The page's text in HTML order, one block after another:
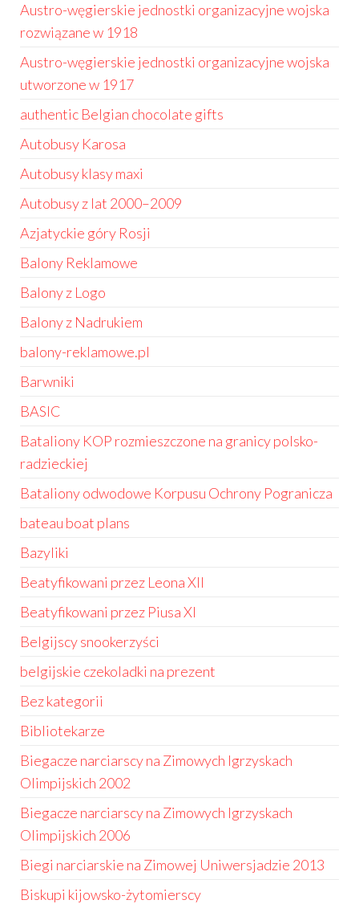
Austro-węgierskie jednostki organizacyjne wojska
rozwiązane w 1918
Austro-węgierskie jednostki organizacyjne wojska
utworzone w 1917
authentic Belgian chocolate gifts
Autobusy Karosa
Autobusy klasy maxi
Autobusy z lat 2000–2009
Azjatyckie góry Rosji
Balony Reklamowe
Balony z Logo
Balony z Nadrukiem
balony-reklamowe.pl
Barwniki
BASIC
Bataliony KOP rozmieszczone na granicy polsko-
radzieckiej
Bataliony odwodowe Korpusu Ochrony Pogranicza
bateau boat plans
Bazyliki
Beatyfikowani przez Leona XII
Beatyfikowani przez Piusa XI
Belgijscy snookerzyści
belgijskie czekoladki na prezent
Bez kategorii
Bibliotekarze
Biegacze narciarscy na Zimowych Igrzyskach
Olimpijskich 2002
Biegacze narciarscy na Zimowych Igrzyskach
Olimpijskich 2006
Biegi narciarskie na Zimowej Uniwersjadzie 2013
Biskupi kijowsko-żytomierscy